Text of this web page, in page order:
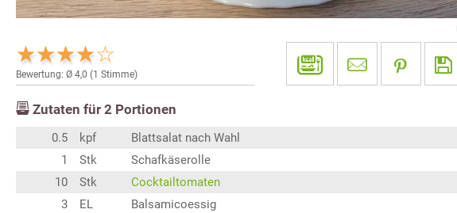
Bewertung: Ø 4,0 (1 Stimme)
Zutaten für 2 Portionen
0.5 kpf
Blattsalat nach Wahl
1
Stk
Schafkäserolle
10
Stk
Cocktailtomaten
3
EL
Balsamicoessig